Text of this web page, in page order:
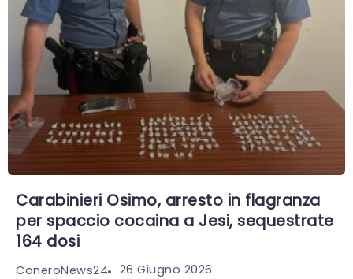
Carabinieri Osimo, arresto in flagranza
per spaccio cocaina a Jesi, sequestrate
164 dosi
ConeroNews24 26 Giugno 2026